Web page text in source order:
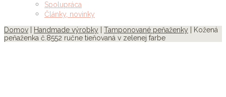
Spolupráca
Články, novinky
Domov
Handmade výrobky Tamponované peňaženky | Kožená
peňaženka č.8552 ručne tieňovaná v zelenej farbe